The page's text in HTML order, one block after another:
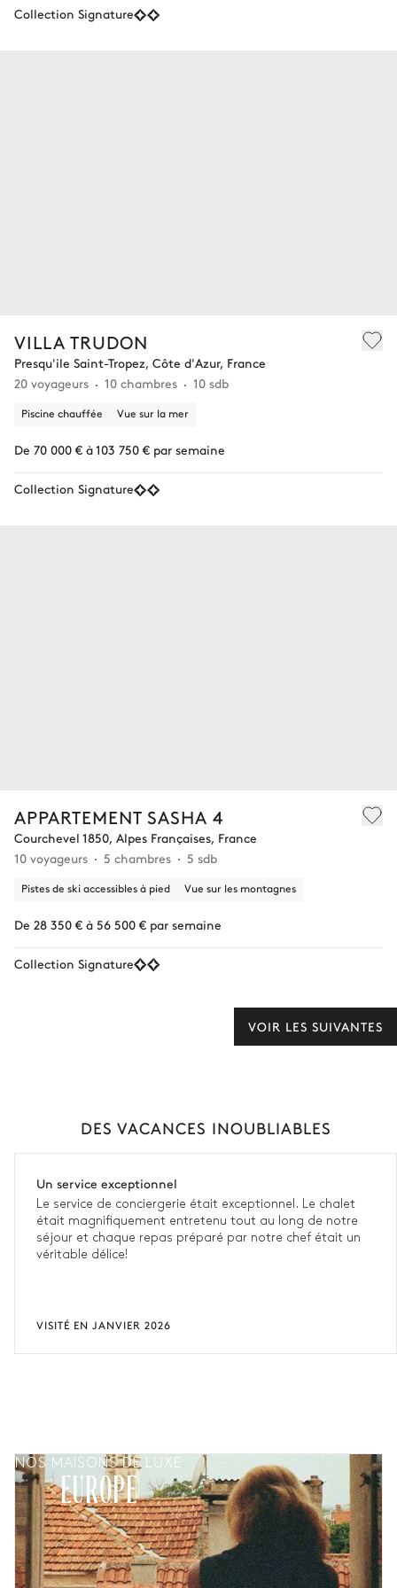
Collection Signature
VILLA TRUDON
Presqu'ile Saint-Tropez, Côte d'Azur, France
20 voyageurs
10 chambres 10 sdb
Piscine chauffée Vue sur la mer
De 70 000 € à 103 750 € par semaine
Collection Signature
APPARTEMENT SASHA 4
Courchevel 1850, Alpes Françaises, France
10 voyageurs
5 chambres 5 sdb
Pistes de ski accessibles à pied Vue sur les montagnes
De 28 350 € à 56 500 € par semaine
Collection Signature
VOIR LES SUIVANTES
DES VACANCES INOUBLIABLES
Un service exceptionnel
Le service de conciergerie était exceptionnel. Le chalet
était magnifiquement entretenu tout au long de notre
séjour et chaque repas préparé par notre chef était un
véritable délice!
VISITÉ EN JANVIER 2026
NOS MAISONS DE LUXE
EUROPE